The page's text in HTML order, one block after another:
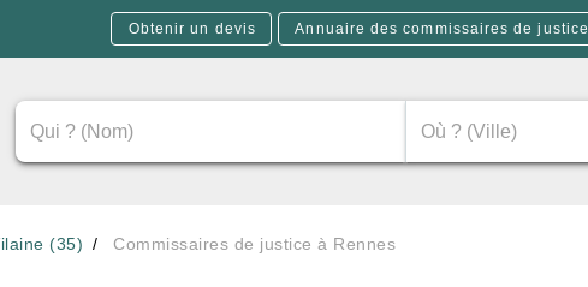
Obtenir un devis Annuaire des commissaires de justice
(35) Commissaires de justice à Rennes